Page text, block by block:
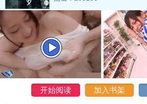
开始阅读 加入书架